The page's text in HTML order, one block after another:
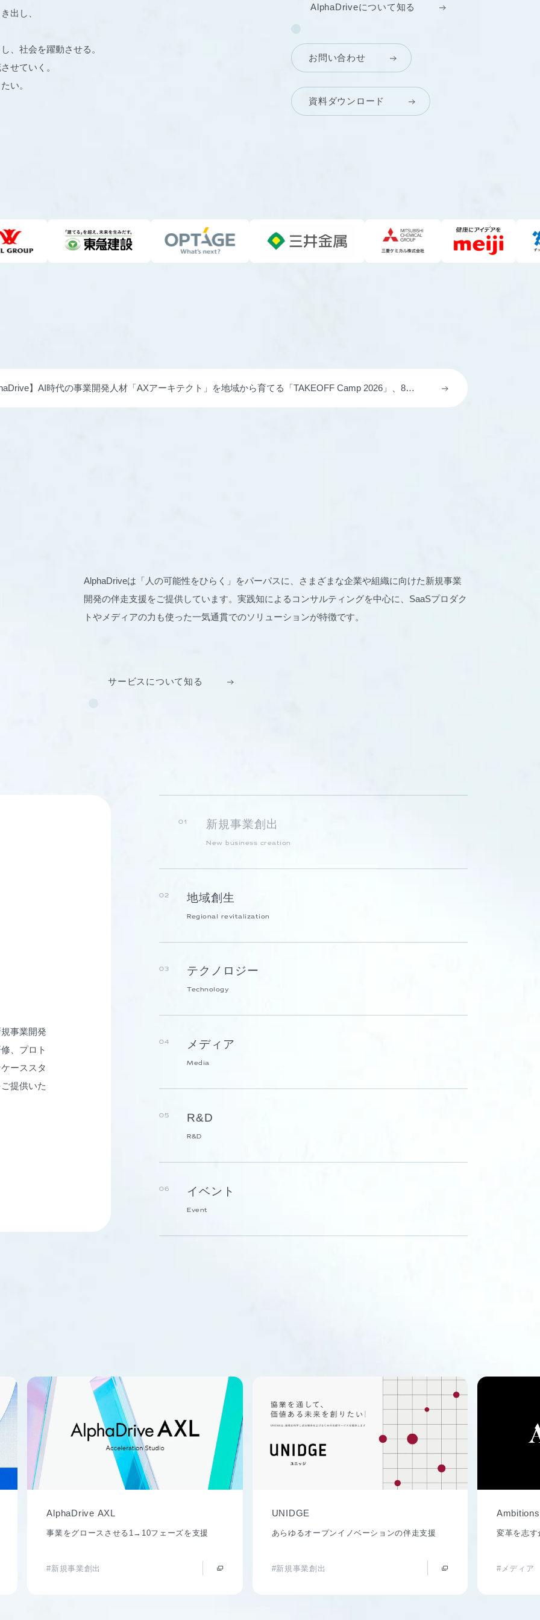
出し、
、社会を躍動させる。
せていく。
い。
AlphaDriveについて知る
お問い合わせ
資料ダウンロード
】AI時代の事業開発人材「AXアーキテクト」を地域から育てる「TAKEOFF Camp 2026」、8月
AlphaDriveは「人の可能性をひらく」をパーパスに、さまざまな企業や組織に向けた新規事業
開発の伴走支援をご提供しています。実践知によるコンサルティングを中心に、SaaSプロダク
トやメディアの力も使った一気通貫でのソリューションが特徴です。
サービスについて知る
事業開発
、プロト
ーススタ
提供いた
01 新規事業創出
New business creation
02 地域創生
Regional revitalization
03 テクノロジー
Technology
04 メディア
Media
05 R&D
R&D
06 イベント
Event
AlphaDrive AXL
事業をグロースさせる1→10フェーズを支援
#新規事業創出
UNIDGE
あらゆるオープンイノベーションの伴走支援
#新規事業創出
Ambitions
変革を志す
#メディア